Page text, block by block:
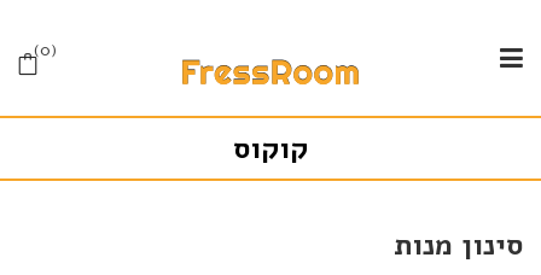
0
קוקוס
סינון מנות